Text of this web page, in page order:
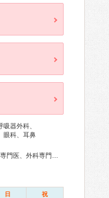
器外科、
眼科、耳鼻
産期(新生児)専門医、小児科専門医、麻酔科専門医、ペインクリニック専門医、細胞診専門医、超音波専門医、病理専門医、核医学専門医、放射線科専門医、漢方専門医、がん薬物療法専門医、がん治療認定医
日 祝